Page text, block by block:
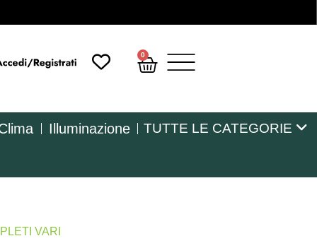
0
Illuminazione TUTTE LE CATEGORIE
VARI